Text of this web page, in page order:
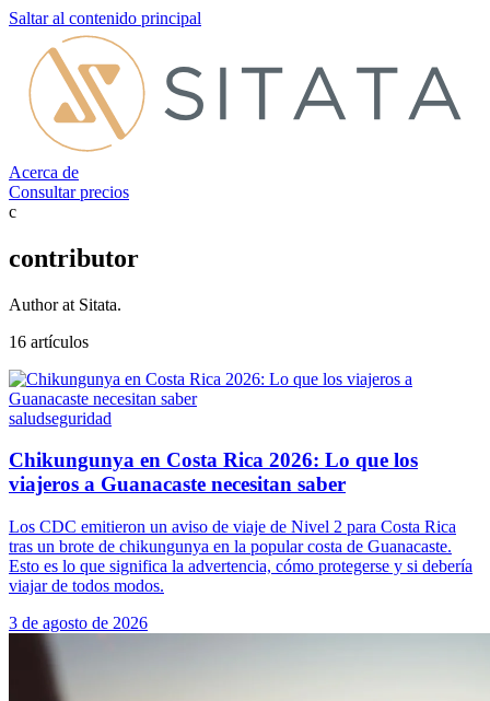
Saltar al contenido principal
Acerca de
Consultar precios
c
contributor
Author at Sitata.
16 artículos
saludseguridad
Chikungunya en Costa Rica 2026: Lo que los
viajeros a Guanacaste necesitan saber
Los CDC emitieron un aviso de viaje de Nivel 2 para Costa Rica
tras un brote de chikungunya en la popular costa de Guanacaste.
Esto es lo que significa la advertencia, cómo protegerse y si debería
viajar de todos modos.
3 de agosto de 2026